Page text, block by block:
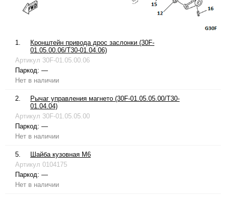
1.
Кронштейн привода дрос заслонки (30F-
01.05.00.06/T30-01.04.06)
Артикул 30F-01.05.00.06
Паркод: —
Нет в наличии
2.
Рычаг управления магнето (30F-01.05.05.00/T30-
01.04.04)
Артикул 30F-01.05.05.00
Паркод: —
Нет в наличии
5.
Шайба кузовная М6
Артикул 0104175
Паркод: —
Нет в наличии